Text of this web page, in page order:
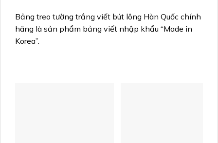
Bảng treo tường trắng viết bút lông Hàn Quốc chính
hãng là sản phẩm bảng viết nhập khẩu “Made in
Korea”.